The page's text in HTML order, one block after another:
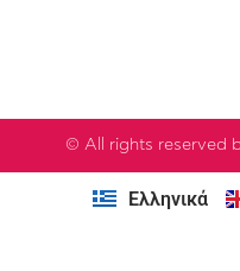
© All rights reserved
Ελληνικά